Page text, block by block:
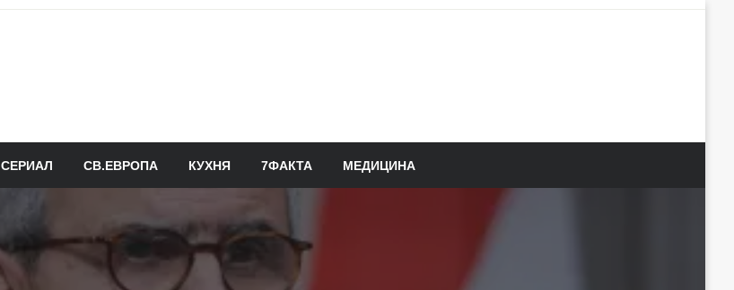
СЕРИАЛ СВ.ЕВРОПА КУХНЯ 7ФАКТА МЕДИЦИНА